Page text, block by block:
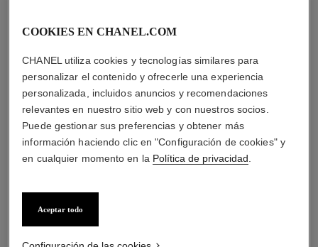
LA COMBINACIÓN PERFECTA
COOKIES EN CHANEL.COM
CHANEL utiliza cookies y tecnologías similares para
personalizar el contenido y ofrecerle una experiencia
personalizada, incluidos anuncios y recomendaciones
relevantes en nuestro sitio web y con nuestros socios.
Puede gestionar sus preferencias y obtener más
información haciendo clic en "Configuración de cookies" y
en cualquier momento en la Política de privacidad
Aceptar todo